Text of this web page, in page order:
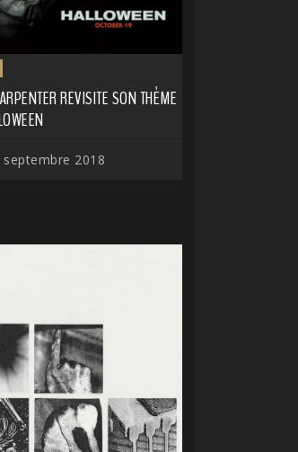
REVISITE SON THÈME
septembre 2018